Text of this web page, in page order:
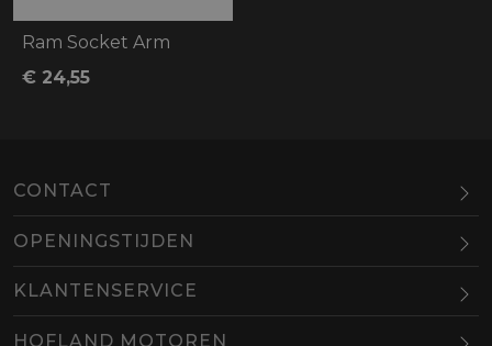
Ram Socket Arm
€ 24,55
CONTACT
OPENINGSTIJDEN
Maandag
Dinsdag
10.00-18.00
KLANTENSERVICE
HOFLAND MOTOREN